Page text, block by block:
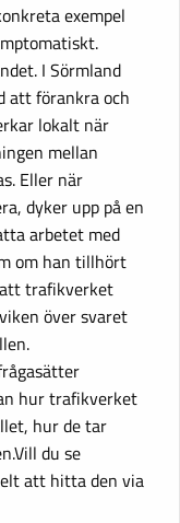
exempel
I Sörmland
att förankra och
lokalt när
mellan
Eller när
dyker upp på en
arbetet med
om han tillhört
trafikverket
över svaret
hur trafikverket
hur de tar
du se
att hitta den via